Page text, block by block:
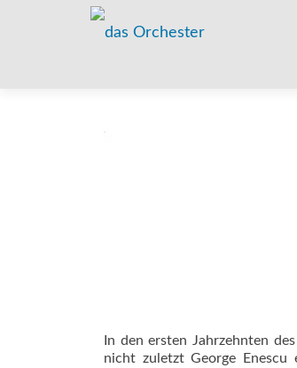
In den ersten Jahrzehnten
nicht zuletzt George Enescu